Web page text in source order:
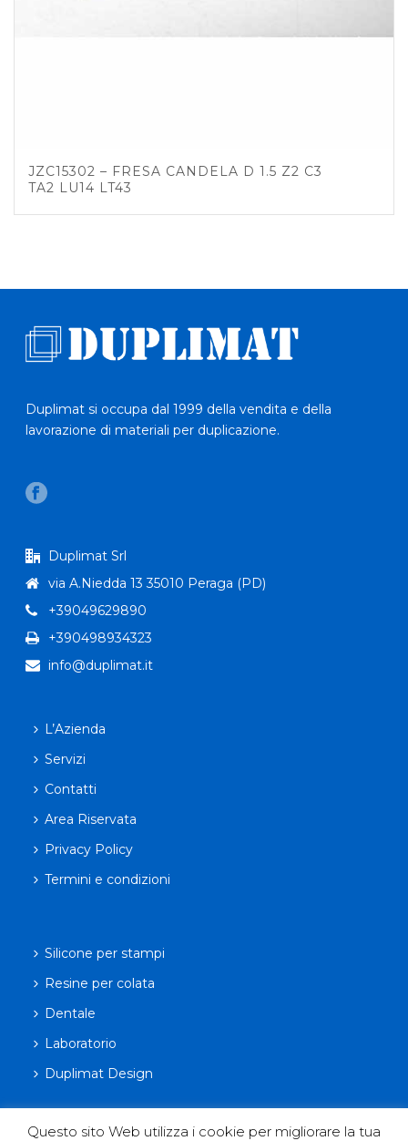
JZC15302 – FRESA CANDELA D 1.5 Z2 C3
TA2 LU14 LT43
Duplimat si occupa dal 1999 della vendita e della
lavorazione di materiali per duplicazione.
Duplimat Srl
via A.Niedda 13 35010 Peraga (PD)
+39049629890
+390498934323
info@duplimat.it
L’Azienda
Servizi
Contatti
Area Riservata
Privacy Policy
Termini e condizioni
Silicone per stampi
Resine per colata
Dentale
Laboratorio
Duplimat Design
Questo sito Web utilizza i cookie per migliorare la tua